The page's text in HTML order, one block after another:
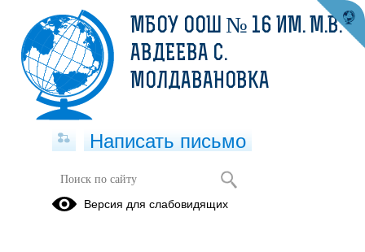
Функциональная грамотность
МБОУ ООШ № 16 ИМ. М.В.
АВДЕЕВА С.
МОЛДАВАНОВКА
Написать письмо
Версия для слабовидящих